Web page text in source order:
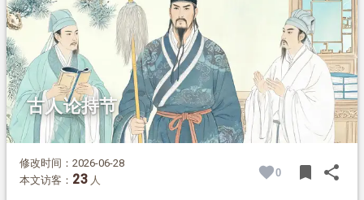
2.3.
历代持节守志的典范
2.4.托物寄情赞气节
古人论持节
修改时间：2026-06-28
本文访客： 23 人
0 bookmark share